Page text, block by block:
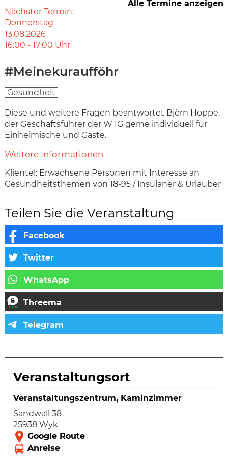
Nächster Termin:
Donnerstag
13.08.2026
16:00 - 17:00 Uhr
Alle Termine anzeigen
#Meinekuraufföhr
Gesundheit
Diese und weitere Fragen beantwortet Björn Hoppe,
der Geschäftsführer der WTG gerne individuell für
Einheimische und Gäste.
Weitere Informationen
Klientel: Erwachsene Personen mit Interesse an
Gesundheitsthemen von 18-95 / Insulaner & Urlauber
Teilen Sie die Veranstaltung
Veranstaltungsort
Veranstaltungszentrum, Kaminzimmer
Sandwall 38
25938 Wyk